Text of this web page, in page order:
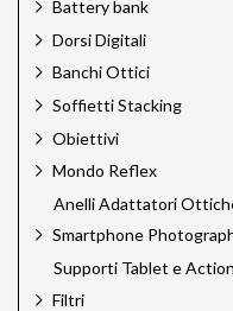
Battery bank
Dorsi Digitali
Banchi Ottici
Soffietti Stacking
Obiettivi
Mondo Reflex
Anelli Adattatori
Smartphone
Supporti Tablet e
Filtri